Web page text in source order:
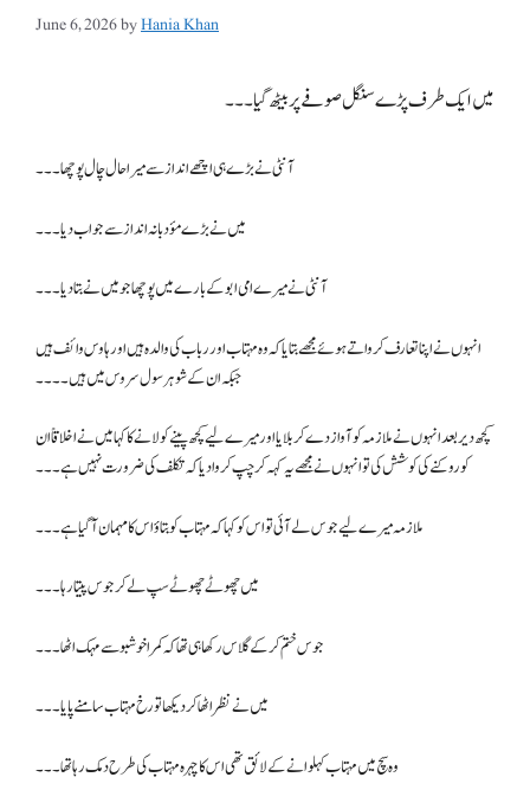
June 6, 2026byHania Khan
میں ایک طرف پڑے سنگل صوفے پر بیٹھ گیا ۔۔۔
آنٹی نے بڑے ہی اچھے انداز سے میرا حال چال پوچھا۔۔۔
میں نے بڑے مؤدبانہ انداز سے جواب دیا ۔۔۔
آنٹی نے میرے امی ابو کے بارے میں پوچھا جو میں نے بتا دیا ۔۔۔
انہوں نے اپنا تعارف کرواتے ہوئے مجھے بتایا کہ وہ مہتاب اور رباب کی والدہ ہیں اور ہاوس وائف ہیں
جبکہ ان کے شوہر سول سروس میں ہیں ۔۔۔۔
کچھ دیر بعد انہوں نے ملازمہ کو آواز دے کر بلایا اور میرے لیے کچھ پینے کو لانے کا کہا میں نے اخلاقاً ان
کو روکنے کی کوشش کی تو انہوں نے مجھے یہ کہہ کر چپ کروا دیا کہ تکلف کی ضرورت نہیں ہے۔۔۔
ملازمہ میرے لیے جوس لے آئی تو اس کو کہا کہ مہتاب کو بتاؤ اس کا مہمان آ گیا ہے۔۔۔
میں چھوٹے چھوٹے سپ لے کر جوس پیتا رہا ۔۔۔
جوس ختم کرکے گلاس رکھا ہی تھا کہ کمرا خوشبو سے مہک اٹھا۔۔۔
میں نے نظر اٹھا کر دیکھا تو رخ مہتاب سامنے پایا۔۔۔
وہ سچ میں مہتاب کہلوانے کے لائق تھی اس کا چہرہ مہتاب کی طرح دمک رہا تھا۔۔۔